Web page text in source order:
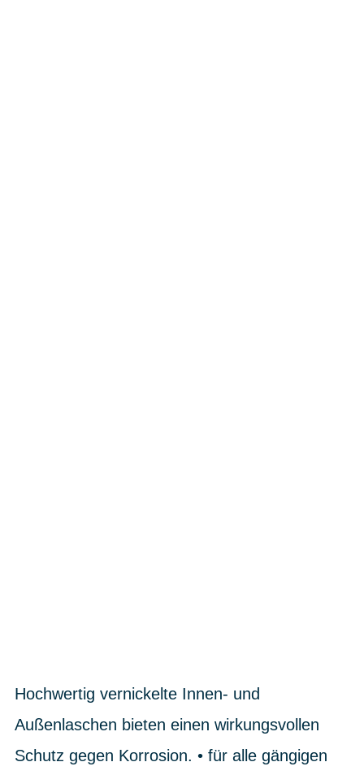
Hochwertig vernickelte Innen- und
Außenlaschen bieten einen wirkungsvollen
Schutz gegen Korrosion. • für alle gängigen